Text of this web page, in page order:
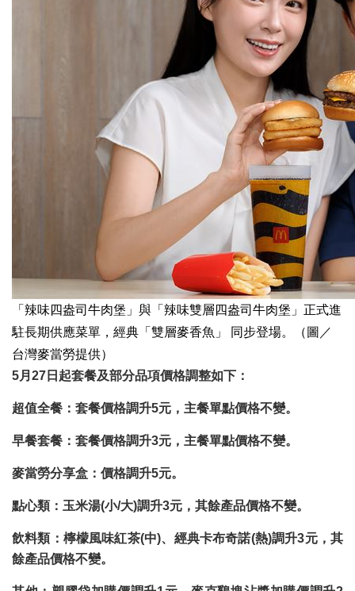
「辣味四盎司牛肉堡」與「辣味雙層四盎司牛肉堡」正式進
駐長期供應菜單，經典「雙層麥香魚」 同步登場。（圖／
台灣麥當勞提供）
5月27日起套餐及部分品項價格調整如下：
超值全餐：套餐價格調升5元，主餐單點價格不變。
早餐套餐：套餐價格調升3元，主餐單點價格不變。
麥當勞分享盒：價格調升5元。
點心類：玉米湯(小/大)調升3元，其餘產品價格不變。
飲料類：檸檬風味紅茶(中)、經典卡布奇諾(熱)調升3元，其
餘產品價格不變。